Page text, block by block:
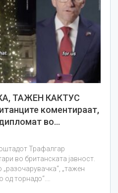
ТАЖЕН КАКТУС
коментираат,
во…
Трафалгар
во британската јавност.
„тажен
од торнадо“.…